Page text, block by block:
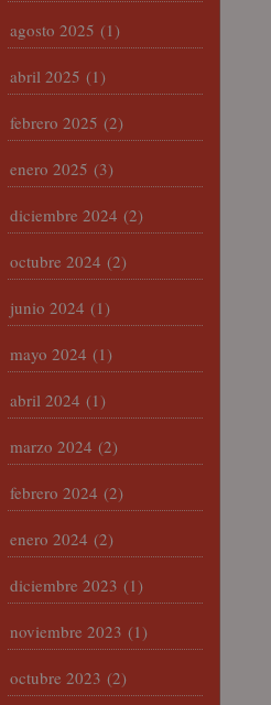
agosto 2025 (1)
abril 2025 (1)
febrero 2025 (2)
enero 2025 (3)
diciembre 2024 (2)
octubre 2024 (2)
junio 2024 (1)
mayo 2024 (1)
abril 2024 (1)
marzo 2024 (2)
febrero 2024 (2)
enero 2024 (2)
diciembre 2023 (1)
noviembre 2023 (1)
octubre 2023 (2)